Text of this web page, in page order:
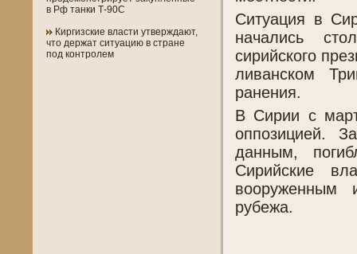
в Рф танки Т-90С
Киргизские власти утверждают,
что держат ситуацию в стране
под контролем
Ситуация в
начались
сирийского
ливанском
ранения.
В Сирии с
оппозицией.
данным,
Сирийские
вооруженным
рубежа.